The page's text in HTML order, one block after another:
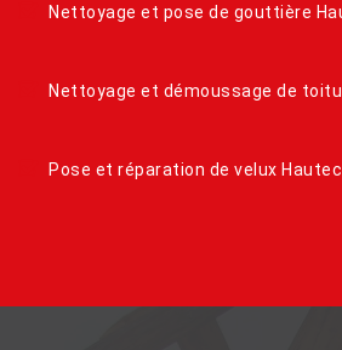
Nettoyage et pose de gouttière
Nettoyage et démoussage de
Pose et réparation de velux